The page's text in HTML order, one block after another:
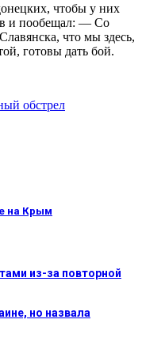
чтобы у них
и пообещал: — Со
что мы здесь,
готовы дать бой.
обстрел
на Крым
из-за повторной
но назвала